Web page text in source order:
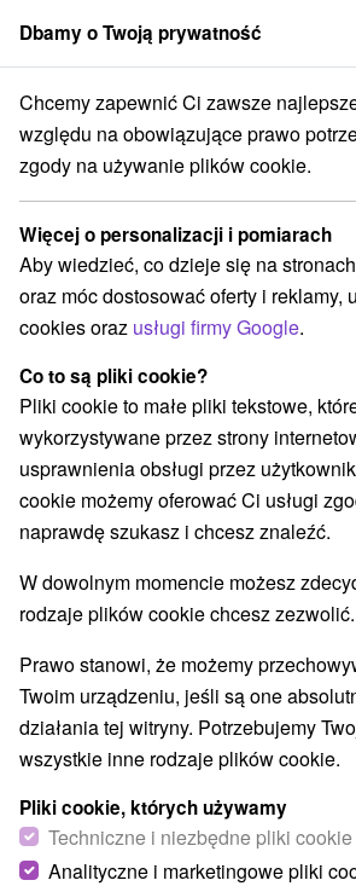
członek grupySorger
Pobyty letnie Stredné Slovensko
Pobyty letnie Číž
Kategorie
Wszystkie kategorie
Wellness pobyty
Wyjazdy weekendowe(2) Pobyty dla
Wybierz lokalizację lub datę
Najlepiej sprzedające
WSZYSTKO TOP - BESTSELLERY
Dbamy o Twoją prywatność
Chcemy zapewnić Ci zawsze
względu na obowiązujące prawo
zgody na używanie plików cookie.
Więcej o personalizacji i pomiarach
Aby wiedzieć, co dzieje się na
oraz móc dostosować oferty i reklamy,
cookies oraz usługi firmy Google.
Co to są pliki cookie?
Pliki cookie to małe pliki tekstowe,
wykorzystywane przez strony
usprawnienia obsługi przez
cookie możemy oferować Ci usługi
naprawdę szukasz i chcesz znaleźć.
W dowolnym momencie możesz
rodzaje plików cookie chcesz zezwolić.
Prawo stanowi, że możemy
Twoim urządzeniu, jeśli są one
działania tej witryny. Potrzebujemy
wszystkie inne rodzaje plików cookie.
Pliki cookie, których używamy
Techniczne i niezbędne pliki cookie
Analityczne i marketingowe pliki